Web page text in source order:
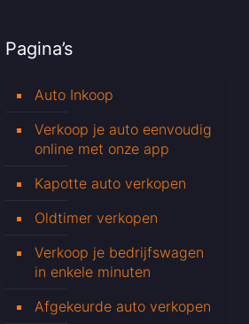
Pagina’s
Auto Inkoop
Verkoop je auto eenvoudig
online met onze app
Kapotte auto verkopen
Oldtimer verkopen
Verkoop je bedrijfswagen
in enkele minuten
Afgekeurde auto verkopen